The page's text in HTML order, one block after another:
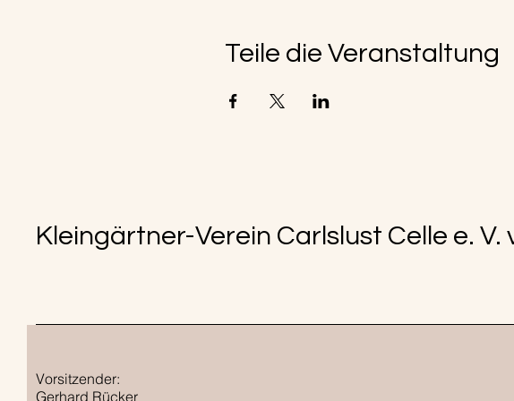
Teile die Veranstaltung
Kleingärtner-Verein Carlslust Celle e. V.
Vorsitzender:
Gerhard Rücker